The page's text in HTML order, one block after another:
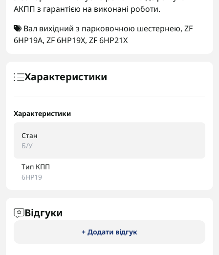
АКПП з гарантією на виконані роботи.
Вал вихідний з парковочною шестернею, ZF
6HP19A, ZF 6HP19X, ZF 6HP21X
Характеристики
Характеристики
Стан
Б/У
Тип КПП
6HP19
Відгуки
+ Додати відгук